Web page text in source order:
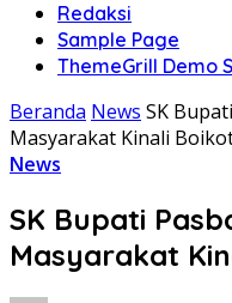
Redaksi
Sample Page
ThemeGrill Demo
Beranda News SK
Masyarakat Kinali
News
SK Bupati
Masyarakat